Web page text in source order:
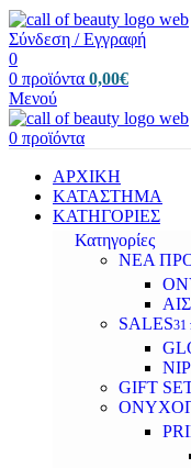
Σύνδεση / Εγγραφή
0
0 προϊόντα 0,00€
Μενού
0 προϊόντα
ΑΡΧΙΚΗ
ΚΑΤΑΣΤΗΜΑ
ΚΑΤΗΓΟΡΙΕΣ
Κατηγορίες
ΝΕΑ
SALES31
GIFT